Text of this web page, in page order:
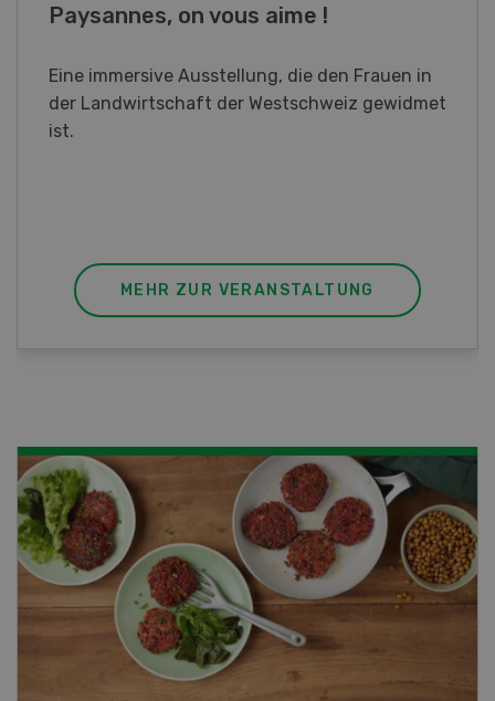
Fachkurs Aquakultur
Sind Sie in der Fischzucht tätig oder
interessieren Sie sich für das Thema? In
diesem Fall ist unser FBA-Weiterbildungskurs
MEHR ZUR VERANSTALTUNG